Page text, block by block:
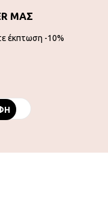
ΜΑΣ
έκπτωση -10%